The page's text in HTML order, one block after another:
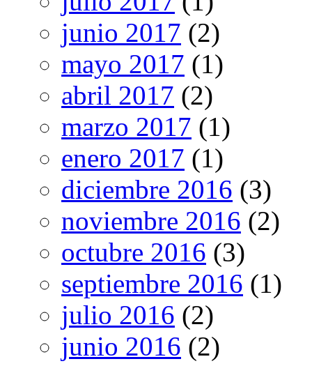
junio 2017 (2)
mayo 2017 (1)
abril 2017 (2)
marzo 2017 (1)
enero 2017 (1)
diciembre 2016 (3)
noviembre 2016 (2)
octubre 2016 (3)
septiembre 2016 (1)
julio 2016 (2)
junio 2016 (2)